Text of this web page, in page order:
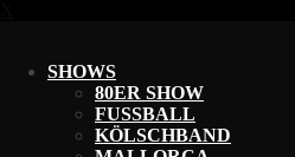
SHOWS
80ER SHOW
FUSSBALL
KÖLSCHBAND